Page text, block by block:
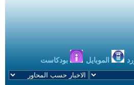
الموبايل بودكاست